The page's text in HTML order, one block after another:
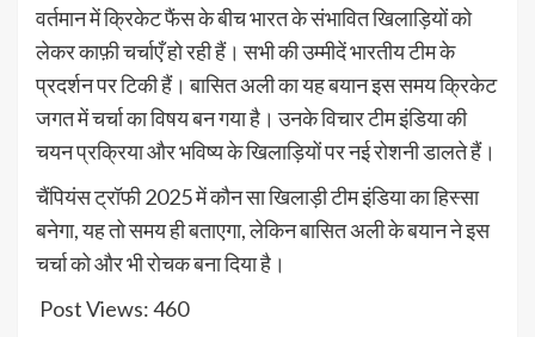
वर्तमान में क्रिकेट फैंस के बीच भारत के संभावित खिलाड़ियों को
लेकर काफ़ी चर्चाएँ हो रही हैं। सभी की उम्मीदें भारतीय टीम के
प्रदर्शन पर टिकी हैं। बासित अली का यह बयान इस समय क्रिकेट
जगत में चर्चा का विषय बन गया है। उनके विचार टीम इंडिया की
चयन प्रक्रिया और भविष्य के खिलाड़ियों पर नई रोशनी डालते हैं।
चैंपियंस ट्रॉफी 2025 में कौन सा खिलाड़ी टीम इंडिया का हिस्सा
बनेगा, यह तो समय ही बताएगा, लेकिन बासित अली के बयान ने इस
चर्चा को और भी रोचक बना दिया है।
Post Views:460